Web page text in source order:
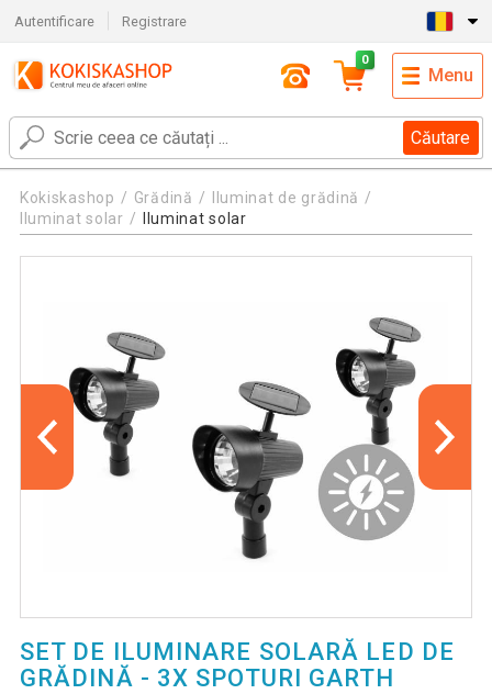
Autentificare Registrare
Căutare
0
Menu
Kokiskashop Grădină
Iluminat de grădină
Iluminat solar
Iluminat solar
SET DE ILUMINARE SOLARĂ LED DE
GRĂDINĂ - 3X SPOTURI GARTH